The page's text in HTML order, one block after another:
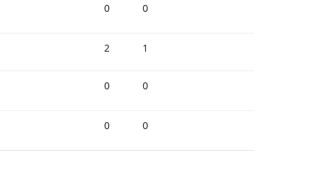
0 0
2 1
0 0
0 0